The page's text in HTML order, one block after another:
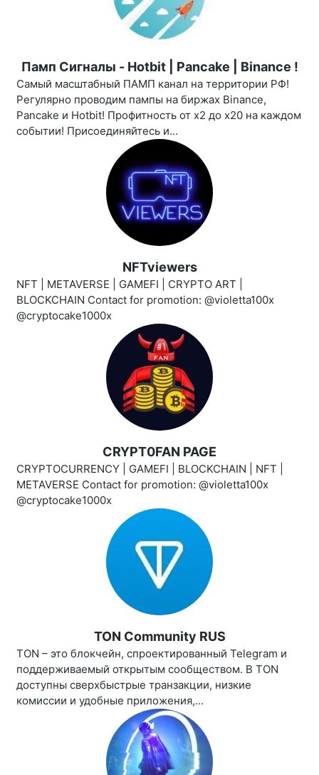
Памп Сигналы - Hotbit | Pancake | Binance !
Самый масштабный ПАМП канал на территории РФ!
Регулярно проводим пампы на биржах Binance,
Pancake и Hotbit! Профитность от х2 до х20 на каждом
событии! Присоединяйтесь и...
NFTviewers
NFT | METAVERSE | GAMEFI | CRYPTO ART |
BLOCKCHAIN Contact for promotion: @violetta100x
@cryptocake1000x
CRYPT0FAN PAGE
CRYPTOCURRENCY | GAMEFI | BLOCKCHAIN | NFT |
METAVERSE Contact for promotion: @violetta100x
@cryptocake1000x
TON Community RUS
TON – это блокчейн, спроектированный Telegram и
поддерживаемый открытым сообществом. В TON
доступны сверхбыстрые транзакции, низкие
комиссии и удобные приложения,...